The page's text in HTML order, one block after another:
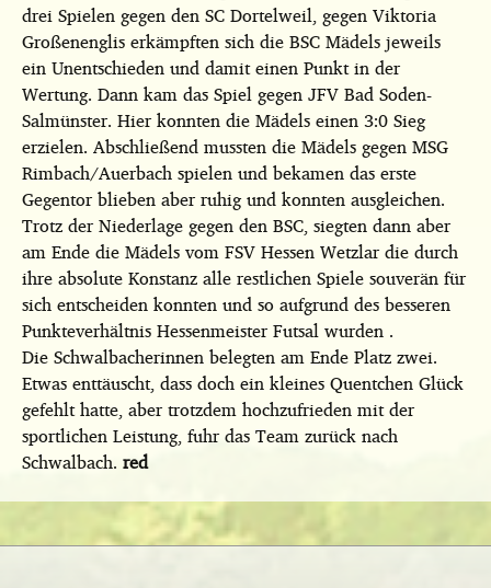
drei Spielen gegen den SC Dortelweil, gegen Viktoria
Großenenglis erkämpften sich die BSC Mädels jeweils
ein Unentschieden und damit einen Punkt in der
Wertung. Dann kam das Spiel gegen JFV Bad Soden-
Salmünster. Hier konnten die Mädels einen 3:0 Sieg
erzielen. Abschließend mussten die Mädels gegen MSG
Rimbach/Auerbach spielen und bekamen das erste
Gegentor blieben aber ruhig und konnten ausgleichen.
Trotz der Niederlage gegen den BSC, siegten dann aber
am Ende die Mädels vom FSV Hessen Wetzlar die durch
ihre absolute Konstanz alle restlichen Spiele souverän für
sich entscheiden konnten und so aufgrund des besseren
Punkteverhältnis Hessenmeister Futsal wurden .
Die Schwalbacherinnen belegten am Ende Platz zwei.
Etwas enttäuscht, dass doch ein kleines Quentchen Glück
gefehlt hatte, aber trotzdem hochzufrieden mit der
sportlichen Leistung, fuhr das Team zurück nach
Schwalbach. red